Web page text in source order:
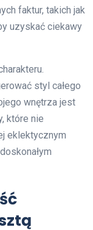
faktur, takich jak
uzyskać ciekawy
styl całego
wnętrza jest
które nie
eklektycznym